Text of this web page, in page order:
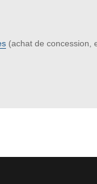
(achat de concession,